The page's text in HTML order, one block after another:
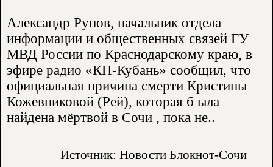
Александр Рунов, начальник отдела
информации и общественных связей ГУ
МВД России по Краснодарскому краю, в
эфире радио «КП-Кубань» сообщил, что
официальная причина смерти Кристины
Кожевниковой (Рей), которая б ыла
найдена мёртвой в Сочи , пока не..
Источник: Новости Блокнот-Сочи